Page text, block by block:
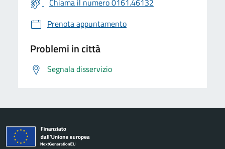
Chiama il numero 0161.46132
Prenota appuntamento
Problemi in città
Segnala disservizio